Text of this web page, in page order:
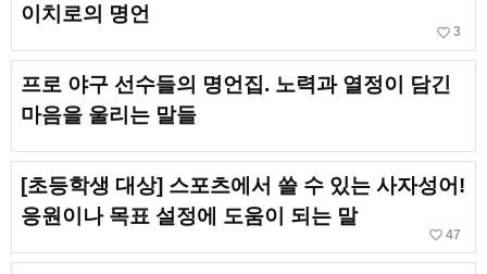
이치로의 명언
favorite_border 3
프로 야구 선수들의 명언집. 노력과 열정이 담긴
마음을 울리는 말들
[초등학생 대상] 스포츠에서 쓸 수 있는 사자성어!
응원이나 목표 설정에 도움이 되는 말
favorite_border 47